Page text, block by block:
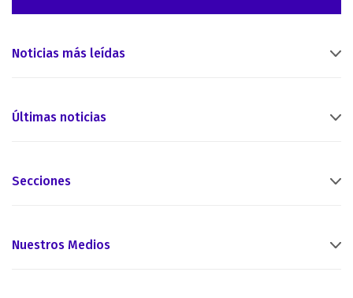
Noticias más leídas
Últimas noticias
Secciones
Nuestros Medios